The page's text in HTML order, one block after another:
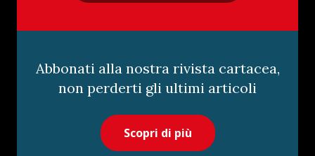
Abbonati alla nostra rivista cartacea,
non perderti gli ultimi articoli
Scopri di più